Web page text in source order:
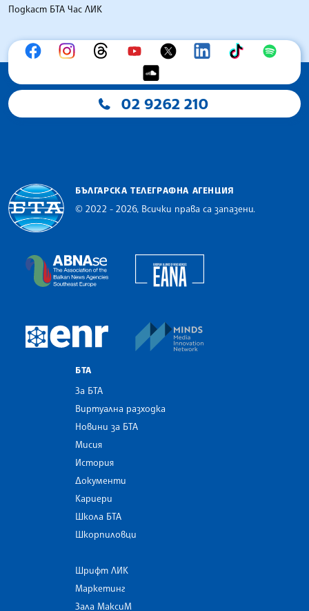
Подкаст БТА Час ЛИК
02 9262 210
БЪЛГАРСКА ТЕЛЕГРАФНА АГЕНЦИЯ
© 2022 - 2026, Всички права са запазени.
The Assocoation of the Balkan News Agencies
European Newsroom
БТА
За БТА
Виртуална разходка
Новини за БТА
Мисия
История
Документи
Кариери
Школа БТА
Шкорпиловци
Шрифт ЛИК
Маркетинг
Зала МаксиМ